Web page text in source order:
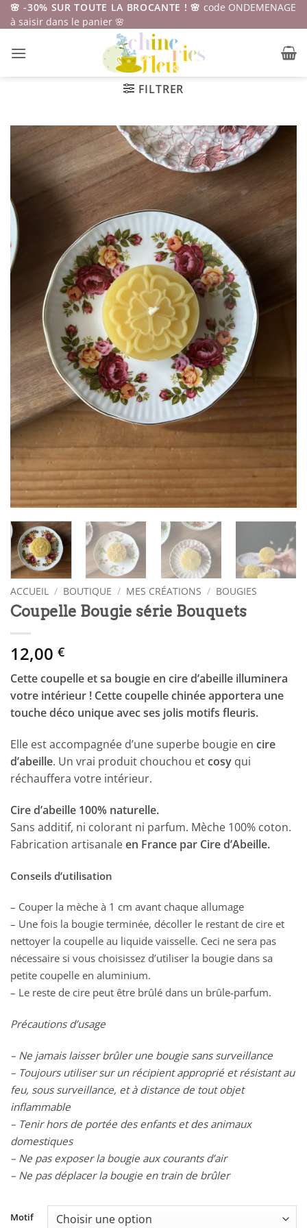
Passer
au
🌸 -30% SUR TOUTE LA BROCANTE ! 🌸 code ONDEMENAGE
à saisir dans le panier 🌸
FILTRER
ACCUEIL / BOUTIQUE / MES CRÉATIONS / BOUGIES
Coupelle Bougie série Bouquets
12,00 €
Cette coupelle et sa bougie en cire d’abeille illuminera
votre intérieur ! Cette coupelle chinée apportera une
touche déco unique avec ses jolis motifs fleuris.
Elle est accompagnée d’une superbe bougie en cire
d’abeille. Un vrai produit chouchou etcosy qui
réchauffera votre intérieur.
Cire d’abeille 100% naturelle.
Sans additif, ni colorant ni parfum. Mèche 100% coton.
Fabrication artisanaleen France par Cire d’Abeille.
Conseils d’utilisation
– Couper la mèche à 1 cm avant chaque allumage
– Une fois la bougie terminée, décoller le restant de cire et
nettoyer la coupelle au liquide vaisselle. Ceci ne sera pas
nécessaire si vous choisissez d’utiliser la bougie dans sa
petite coupelle en aluminium.
– Le reste de cire peut être brûlé dans un brûle-parfum.
Précautions d’usage
– Ne jamais laisser brûler une bougie sans surveillance
– Toujours utiliser sur un récipient approprié et résistant au
feu, sous surveillance, et à distance de tout objet
inflammable
– Tenir hors de portée des enfants et des animaux
domestiques
– Ne pas exposer la bougie aux courants d’air
– Ne pas déplacer la bougie en train de brûler
Motif